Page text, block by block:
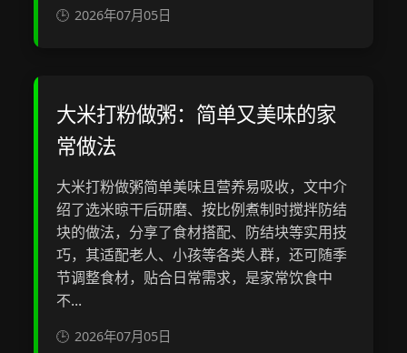
2026年07月05日
大米打粉做粥：简单又美味的家
常做法
大米打粉做粥简单美味且营养易吸收，文中介
绍了选米晾干后研磨、按比例煮制时搅拌防结
块的做法，分享了食材搭配、防结块等实用技
巧，其适配老人、小孩等各类人群，还可随季
节调整食材，贴合日常需求，是家常饮食中
不...
2026年07月05日